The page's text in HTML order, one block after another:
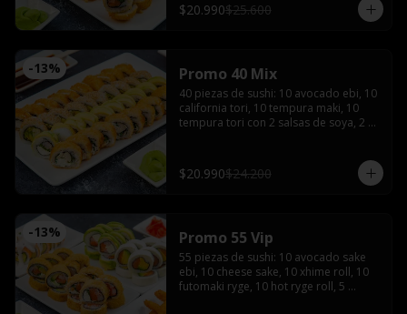
$20.990$25.600
-13% Promo 40 Mix
40 piezas de sushi: 10 avocado ebi, 10
california tori, 10 tempura maki, 10
tempura tori con 2 salsas de soya, 2
$20.990$24.200
-13% Promo 55 Vip
55 piezas de sushi: 10 avocado sake
ebi, 10 cheese sake, 10 xhime roll, 10
futomaki ryge, 10 hot ryge roll, 5